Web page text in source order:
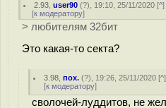
2.93 ,user90 (?), 19:10, 25/11/2020 [^]
[к модератору]
> любителям 32бит
Это какая-то секта?
3.98 ,пох. (?), 19:26, 25/11/2020 [^
[к модератору]
сволочей-луддитов, не